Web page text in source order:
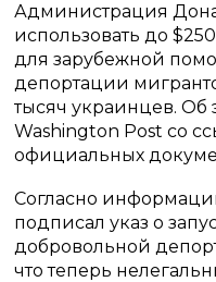
Администрация
использовать до
для зарубежной
депортации
тысяч украинцев. Об
Washington Post со
официальных
Согласно
подписал указ о
добровольной
что теперь